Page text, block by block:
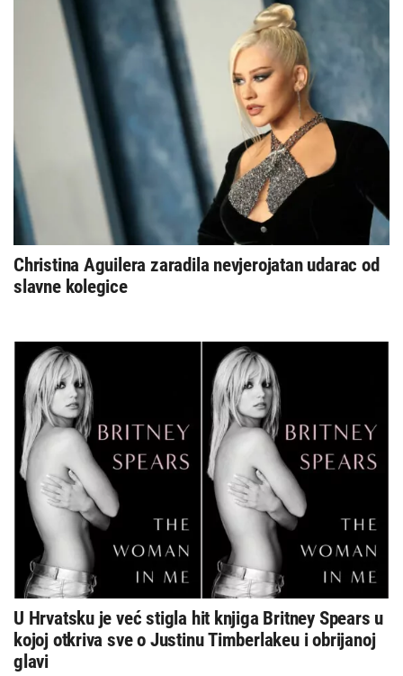
Christina Aguilera zaradila nevjerojatan udarac od
slavne kolegice
U Hrvatsku je već stigla hit knjiga Britney Spears u
kojoj otkriva sve o Justinu Timberlakeu i obrijanoj
glavi